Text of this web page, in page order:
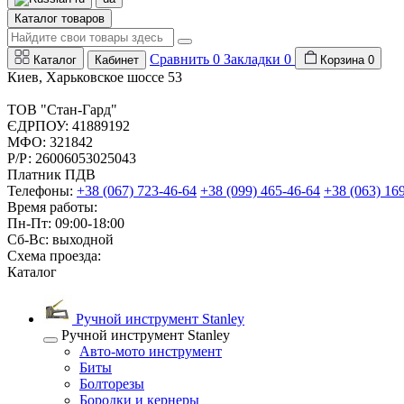
Каталог товаров
Каталог Кабинет Сравнить 0 Закладки 0 Корзина 0
Киев, Харьковское шоссе 53
ТОВ "Стан-Гард"
ЄДРПОУ: 41889192
МФО: 321842
Р/Р: 26006053025043
Платник ПДВ
Телефоны: +38 (067) 723-46-64 +38 (099) 465-46-64 +38 (063)
Время работы:
Пн-Пт: 09:00-18:00
Сб-Вс: выходной
Схема проезда:
Каталог
Ручной инструмент Stanley
Ручной инструмент Stanley
Авто-мото инструмент
Биты
Болторезы
Бородки и кернеры